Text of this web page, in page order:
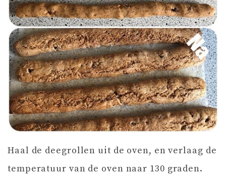
Haal de deegrollen uit de oven, en verlaag de
temperatuur van de oven naar 130 graden.